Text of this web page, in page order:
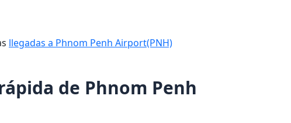
llegadas a Phnom Penh Airport(PNH)
de Phnom Penh